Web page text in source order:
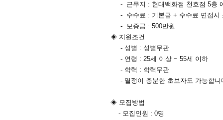
- 근무지 : 현대백화점 천호점 5층
- 수수료 : 기본금 + 수수료 면접시
- 보증금 : 500만원
◈ 지원조건
- 성별 : 성별무관
- 연령 : 25세 이상 ~ 55세 이하
- 학력 : 학력무관
- 열정이 충분한 초보자도 가능합니
◈ 모집방법
- 모집인원 : 0명